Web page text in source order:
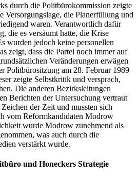
durch die Politbürokommission zeigte
Versorgungslage, die Planerfüllung und
waren. Verantwortlich dafür
die es versäumt hatte, die Krise
wurden jedoch keine personellen
zeigt, dass die Partei noch immer auf
Veränderungen erwägen
Politbürositzung am 28. Februar 1989
zeigte Selbstkritik und versprach,
Die anderen Bezirksleitungen
Berichten der Untersuchung vertraut
der Zeit und mussten sich
vom Reformkandidaten Modrow
wurde Modrow zunehmend als
was auch durch die
verstärkt wurde.
und Honeckers Strategie